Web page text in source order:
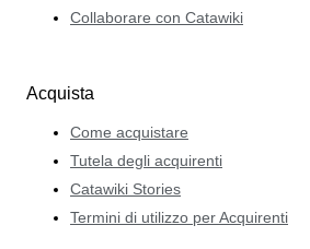
Collaborare con Catawiki
Acquista
Come acquistare
Tutela degli acquirenti
Catawiki Stories
Termini di utilizzo per Acquirenti